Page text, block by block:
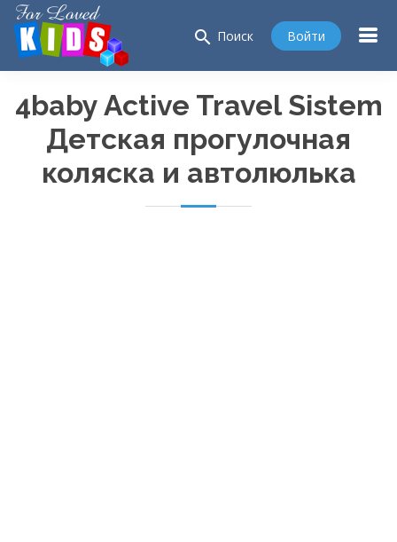
search Поиск Войти
4baby Active Travel Sistem
Детская прогулочная
коляска и автолюлька